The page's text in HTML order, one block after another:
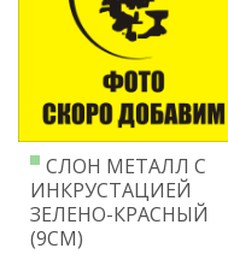
СЛОН МЕТАЛЛ С
ИНКРУСТАЦИЕЙ
ЗЕЛЕНО-КРАСНЫЙ
(9СМ)